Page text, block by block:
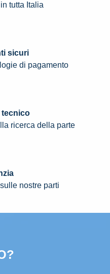
tutta Italia
sicuri
di pagamento
ricerca della parte
nostre parti